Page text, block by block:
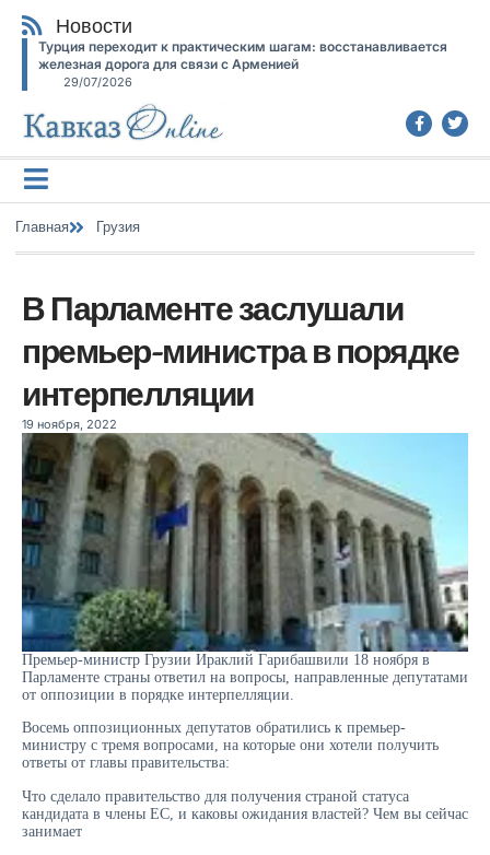
Новости
Турция переходит к практическим шагам: восстанавливается
железная дорога для связи с Арменией
29/07/2026
Главная Грузия
В Парламенте заслушали
премьер-министра в порядке
интерпелляции
19 ноября, 2022
Премьер-министр Грузии Ираклий Гарибашвили 18 ноября в
Парламенте страны ответил на вопросы, направленные депутатами
от оппозиции в порядке интерпелляции.
Восемь оппозиционных депутатов обратились к премьер-
министру с тремя вопросами, на которые они хотели получить
ответы от главы правительства:
Что сделало правительство для получения страной статуса
кандидата в члены ЕС, и каковы ожидания властей? Чем вы сейчас
занимает